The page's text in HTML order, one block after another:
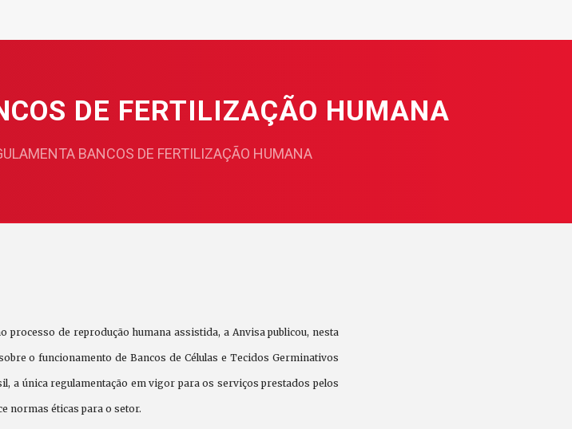
DE FERTILIZAÇÃO HUMANA
BANCOS DE FERTILIZAÇÃO HUMANA
processo de reprodução humana assistida, a Anvisa publicou, nesta
o funcionamento de Bancos de Células e Tecidos Germinativos
a única regulamentação em vigor para os serviços prestados pelos
normas éticas para o setor.